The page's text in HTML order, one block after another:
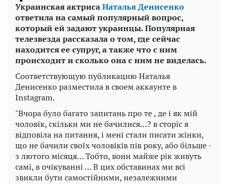
Украинская актрисаНаталья Денисенко
ответила на самый популярный вопрос,
который ей задают украинцы. Популярная
телезвезда рассказала о том, где сейчас
находится ее супруг, а также что с ним
происходит и сколько она с ним не виделась.
Соответствующую публикацию Наталья
Денисенко разместила в своем аккаунте в
Instagram.
"Вчора було багато запитань про те , де і як мій
чоловік, скільки ми не бачилися…? в сторіс я
відповіла на питання, і мені стали писати жінки,
що не бачили своїх чоловіків пів року, або більше -
з лютого місяця… Тобто, вони майже рік живуть
самі, в очікуванні … В цих обставинах ми всі
звикли бути самостійними, незалежними